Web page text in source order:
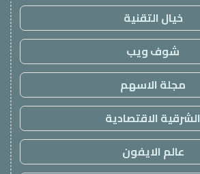
خيال التقنية
شوف ويب
مجلة الاسهم
الشرقية الاقتصادية
عالم الايفون